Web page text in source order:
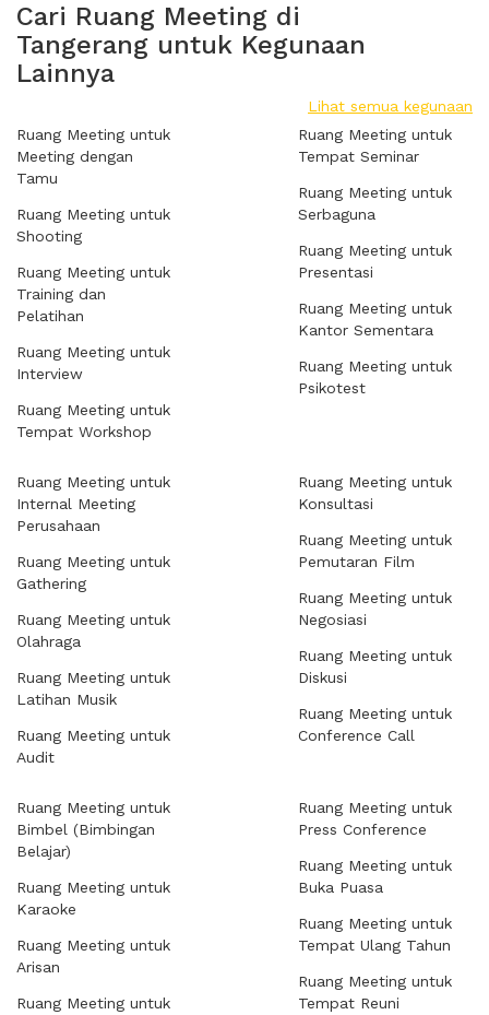
Cari Ruang Meeting di
Tangerang untuk Kegunaan
Lainnya
Lihat semua kegunaan
Ruang Meeting untuk
Meeting dengan
Tamu
Ruang Meeting untuk
Shooting
Ruang Meeting untuk
Training dan
Pelatihan
Ruang Meeting untuk
Interview
Ruang Meeting untuk
Tempat Workshop
Ruang Meeting untuk
Tempat Seminar
Ruang Meeting untuk
Serbaguna
Ruang Meeting untuk
Presentasi
Ruang Meeting untuk
Kantor Sementara
Ruang Meeting untuk
Psikotest
Ruang Meeting untuk
Internal Meeting
Perusahaan
Ruang Meeting untuk
Gathering
Ruang Meeting untuk
Olahraga
Ruang Meeting untuk
Latihan Musik
Ruang Meeting untuk
Audit
Ruang Meeting untuk
Konsultasi
Ruang Meeting untuk
Pemutaran Film
Ruang Meeting untuk
Negosiasi
Ruang Meeting untuk
Diskusi
Ruang Meeting untuk
Conference Call
Ruang Meeting untuk
Bimbel (Bimbingan
Belajar)
Ruang Meeting untuk
Karaoke
Ruang Meeting untuk
Arisan
Ruang Meeting untuk
Ruang Meeting untuk
Press Conference
Ruang Meeting untuk
Buka Puasa
Ruang Meeting untuk
Tempat Ulang Tahun
Ruang Meeting untuk
Tempat Reuni